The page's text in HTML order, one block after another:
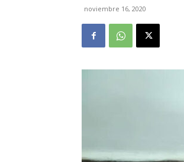
noviembre 16, 2020